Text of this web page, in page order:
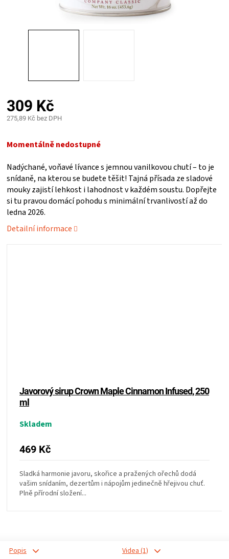
KOŘENÍ
OMÁČKY
NÁDOBÍ
VAKUOVAČKY
LEDNICE
GRILOVÁNÍ
VÍNO
POUKAZY
309 Kč
275,89 Kč bez DPH
cena:
Momentálně nedostupné
Nadýchané, voňavé lívance s jemnou vanilkovou chutí – to je
snídaně, na kterou se budete těšit! Tajná přísada ze sladové
mouky zajistí lehkost i lahodnost v každém soustu. Dopřejte
si tu pravou domácí pohodu s minimální trvanlivostí až do
ledna 2026.
Detailní informace
Javorový sirup Crown Maple Cinnamon Infused, 250
ml
Skladem
469 Kč
Sladká harmonie javoru, skořice a pražených ořechů dodá
vašim snídaním, dezertům i nápojům jedinečně hřejivou chuť.
Plně přírodní složení...
Popis
Videa (1)